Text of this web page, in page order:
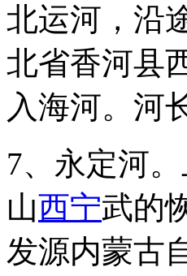
北运河，沿
北省香河县
入海河。河
7、永定河
山西宁武的
发源内蒙古